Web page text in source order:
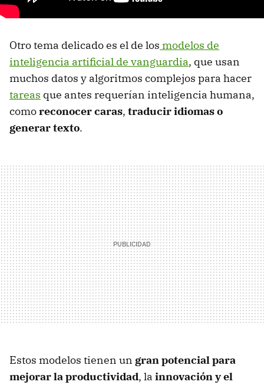
Otro tema delicado es el de los modelos de
inteligencia artificial de vanguardia, que usan
muchos datos y algoritmos complejos para hacer
tareas que antes requerían inteligencia humana,
comoreconocer caras, traducir idiomas o
generar texto.
Estos modelos tienen un gran potencial para
mejorar la productividad, la innovación y el